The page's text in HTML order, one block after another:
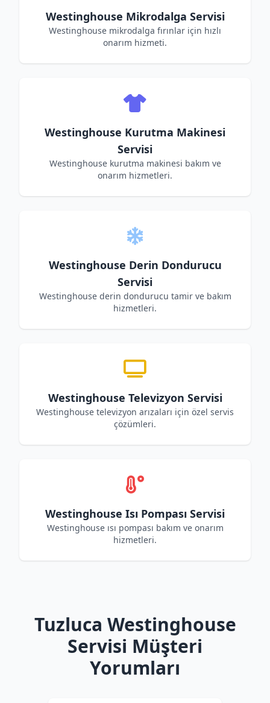
Westinghouse Mikrodalga Servisi
Westinghouse mikrodalga fırınlar için hızlı
onarım hizmeti.
Westinghouse Kurutma Makinesi
Servisi
Westinghouse kurutma makinesi bakım ve
onarım hizmetleri.
Westinghouse Derin Dondurucu
Servisi
Westinghouse derin dondurucu tamir ve bakım
hizmetleri.
Westinghouse Televizyon Servisi
Westinghouse televizyon arızaları için özel servis
çözümleri.
Westinghouse Isı Pompası Servisi
Westinghouse ısı pompası bakım ve onarım
hizmetleri.
Tuzluca Westinghouse
Servisi Müşteri
Yorumları